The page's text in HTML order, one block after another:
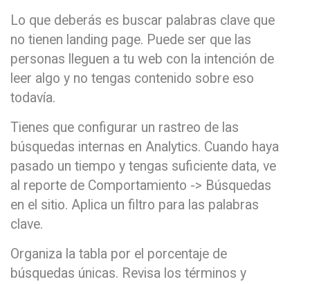
Lo que deberás es buscar palabras clave que
no tienen landing page. Puede ser que las
personas lleguen a tu web con la intención de
leer algo y no tengas contenido sobre eso
todavía.
Tienes que configurar un rastreo de las
búsquedas internas en Analytics. Cuando haya
pasado un tiempo y tengas suficiente data, ve
al reporte de Comportamiento -> Búsquedas
en el sitio. Aplica un filtro para las palabras
clave.
Organiza la tabla por el porcentaje de
búsquedas únicas. Revisa los términos y